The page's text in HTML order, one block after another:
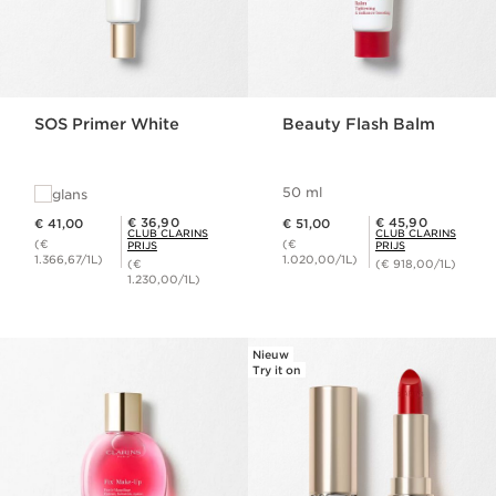
SOS Primer White
glans
€ 41,00
(€
1.366,67/1L)
Club Clarins Prijs € 36,90
€ 36,90
CLUB CLARINS
PRIJS
(€
1.230,00/1L)
Beauty Flash Balm
50 ml
€ 51,00
(€
1.020,00/1L)
Club Clarins Prijs € 45,90
€ 45,90
CLUB CLARINS
PRIJS
(€ 918,00/1L)
Nieuw
Try it on